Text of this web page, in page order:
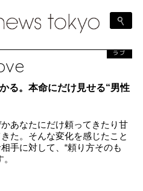
ラブ
る。本命にだけ見せる“男性
あなたにだけ頼ってきたり甘
た。そんな変化を感じたこと
手に対して、“頼り方そのも